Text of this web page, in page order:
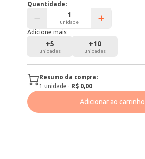
Quantidade:
unidade
Adicione mais:
+5
unidades
+10
unidades
Resumo da compra:
1 unidade · R$ 0,00
Adicionar ao carrinho